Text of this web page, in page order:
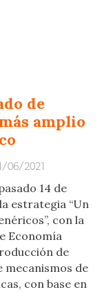
de
amplio
06/2021
14 de
estrategia “Un
con la
Economía
de
mecanismos de
con base en